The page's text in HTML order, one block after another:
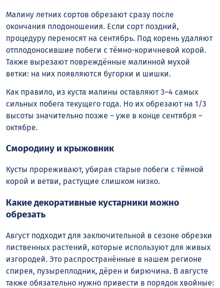
Малину летних сортов обрезают сразу после
окончания плодоношения. Если сорт поздний,
процедуру переносят на сентябрь. Под корень удаляют
отплодоносившие побеги с тёмно-коричневой корой.
Также вырезают повреждённые малинной мухой
ветки: на них появляются бугорки и шишки.
Как правило, из куста малины оставляют 3–4 самых
сильных побега текущего года. Но их обрезают на 1/3
высоты значительно позже – уже в конце сентября –
октябре.
Смородину и крыжовник
Кусты прореживают, убирая старые побеги с тёмной
корой и ветви, растущие слишком низко.
Какие декоративные кустарники можно
обрезать
Август подходит для заключительной в сезоне обрезки
лиственных растений, которые используют для живых
изгородей. Это распространённые в нашем регионе
спирея, пузыреплодник, дёрен и бирючина. В августе
также обязательно нужно привести в порядок хвойные: